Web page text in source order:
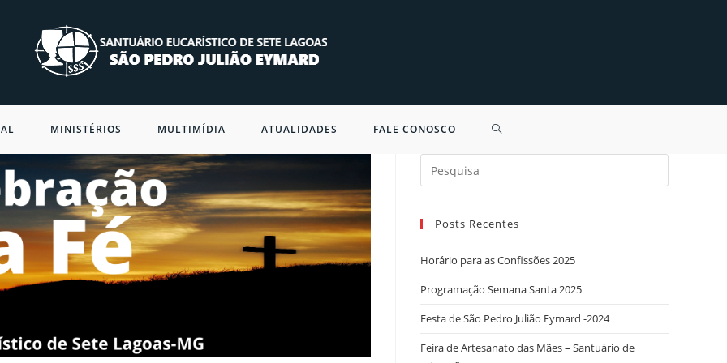
MINISTÉRIOS MULTIMÍDIA ATUALIDADES FALE CONOSCO
Search
for:
Posts Recentes
Horário para as Confissões 2025
Programação Semana Santa 2025
Festa de São Pedro Julião Eymard -2024
Feira de Artesanato das Mães – Santuário de